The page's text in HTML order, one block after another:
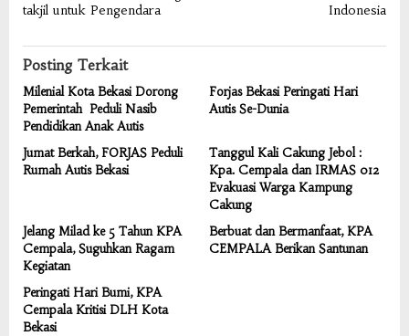
takjil untuk Pengendara
Indonesia
Posting Terkait
Milenial Kota Bekasi Dorong
Pemerintah Peduli Nasib
Pendidikan Anak Autis
Forjas Bekasi Peringati Hari
Autis Se-Dunia
Jumat Berkah, FORJAS Peduli
Rumah Autis Bekasi
Tanggul Kali Cakung Jebol :
Kpa. Cempala dan IRMAS 012
Evakuasi Warga Kampung
Cakung
Jelang Milad ke 5 Tahun KPA
Cempala, Suguhkan Ragam
Kegiatan
Berbuat dan Bermanfaat, KPA
CEMPALA Berikan Santunan
Peringati Hari Bumi, KPA
Cempala Kritisi DLH Kota
Bekasi